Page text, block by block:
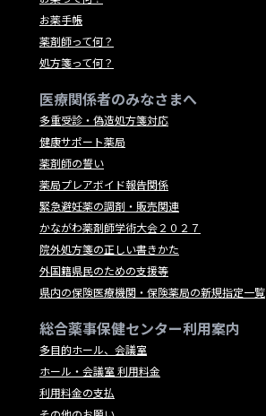
お薬手帳
薬剤師って何？
処方箋って何？
医療関係者のみなさまへ
多重受診・偽造処方箋対応
健康サポート薬局
薬剤師の誓い
薬局プレアボイド報告関係
緊急避妊薬の調剤・販売関連
かながわ薬剤師学術大会２０２７
院外処方箋の正しい書きかた
外国籍県民のための支援等
県内の保険医療機関・保険薬局の新規指定一覧
総合薬事保健センター利用案内
多目的ホール、会議室
ホール・会議室 利用料金
利用料金の支払